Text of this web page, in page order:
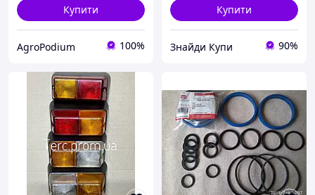
Купити
AgroPodium 100%
Купити
Знайди Купи 90%